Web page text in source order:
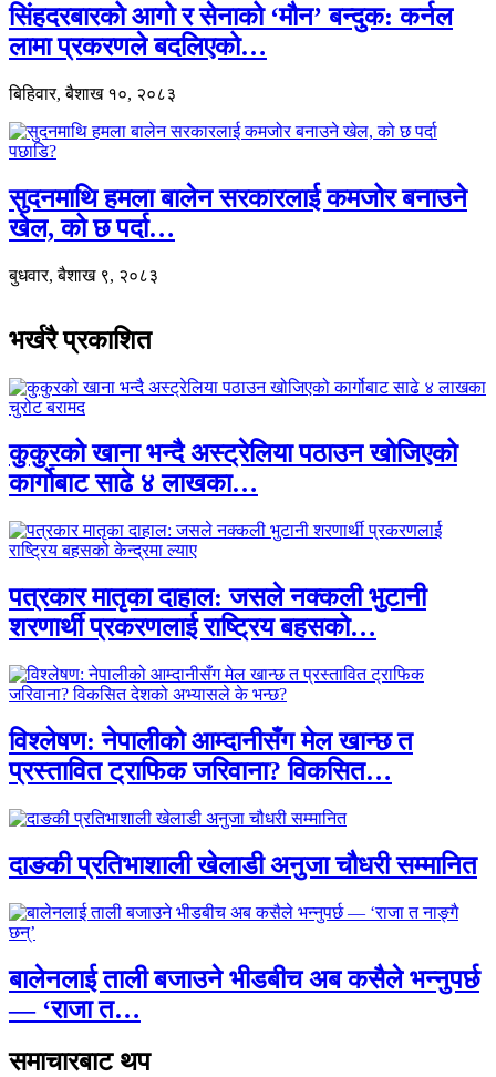
सिंहदरबारको आगो र सेनाको ‘मौन’ बन्दुक: कर्नल
लामा प्रकरणले बदलिएको…
बिहिवार, बैशाख १०, २०८३
सुदनमाथि हमला बालेन सरकारलाई कमजोर बनाउने
खेल, को छ पर्दा…
बुधवार, बैशाख ९, २०८३
भर्खरै प्रकाशित
कुकुरको खाना भन्दै अस्ट्रेलिया पठाउन खोजिएको
कार्गोबाट साढे ४ लाखका…
पत्रकार मातृका दाहाल: जसले नक्कली भुटानी
शरणार्थी प्रकरणलाई राष्ट्रिय बहसको…
विश्लेषण: नेपालीको आम्दानीसँग मेल खान्छ त
प्रस्तावित ट्राफिक जरिवाना? विकसित…
दाङकी प्रतिभाशाली खेलाडी अनुजा चौधरी सम्मानित
बालेनलाई ताली बजाउने भीडबीच अब कसैले भन्नुपर्छ
— ‘राजा त…
समाचारबाट थप